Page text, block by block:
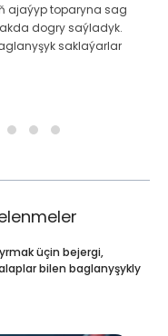
ajaýyp toparyna sag
dogry saýladyk.
saklaýarlar
üçin bejergi,
bilen baglanyşykly